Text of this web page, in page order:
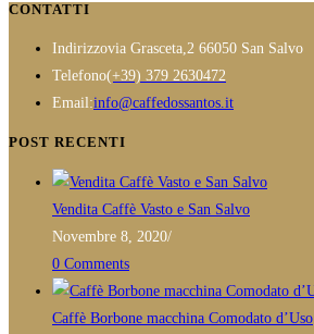
nella
pagina
del
a
più
varianti.
Le
essere
scelte
nella
del
prodotto
CONTATTI
Indirizzovia Grasceta,2 66050 San Salvo
Telefono(+39) 379 2630472
in
Email:info@caffedossantos.itOpens
application
POST RECENTI
Vendita Caffè Vasto e San Salvo
Novembre 8, 2020/
0 Comments
Caffè Borbone macchina Comodato d’Uso